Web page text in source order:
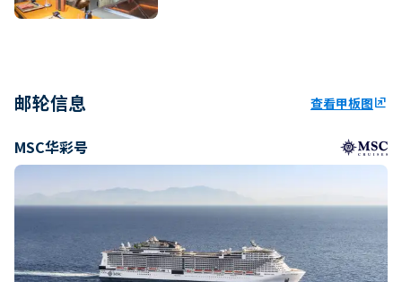
邮轮信息 查看甲板图ungroup
MSC华彩号